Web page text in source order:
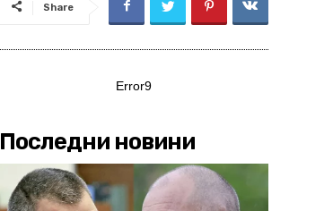
Share
Error9
Последни новини